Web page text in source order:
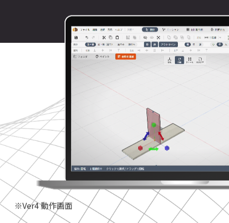
※Ver4 動作画面